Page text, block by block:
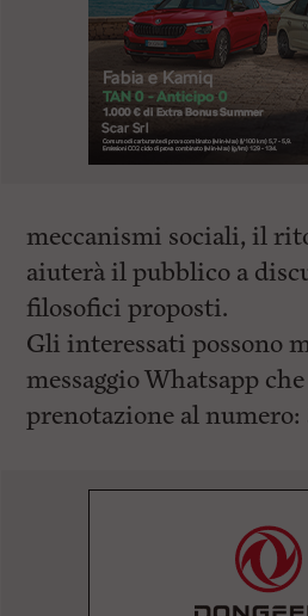
meccanismi sociali, il
aiuterà il pubblico a
filosofici proposti.
Gli interessati possono
messaggio Whatsapp
prenotazione al numero: